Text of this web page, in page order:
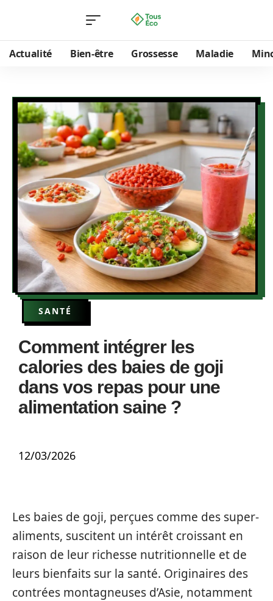
Actualité Bien-être Grossesse Maladie
SANTÉ
Comment intégrer les
calories des baies de goji
dans vos repas pour une
alimentation saine ?
12/03/2026
Les baies de goji, perçues comme des super-
aliments, suscitent un intérêt croissant en
raison de leur richesse nutritionnelle et de
leurs bienfaits sur la santé. Originaires des
contrées montagneuses d’Asie, notamment